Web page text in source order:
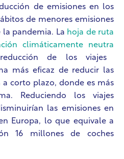
de emisiones en los
de menores emisiones
pandemia. La hoja de ruta
climáticamente neutra
de los viajes
más eficaz de reducir las
a corto plazo, donde es más
Reduciendo los viajes
las emisiones en
Europa, lo que equivale a
16 millones de coches